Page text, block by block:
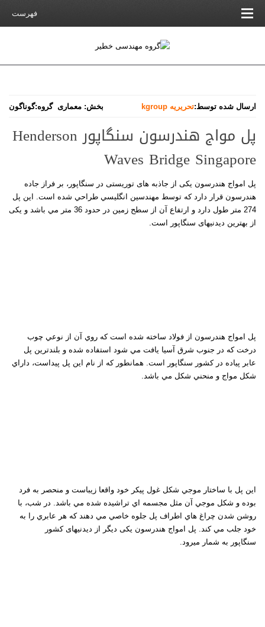
فهرست
ارسال شده توسط:تحریریه kgroup بخش: معماری گروه:گوناگون
پل مواج هندرسون سنگاپور Henderson
Waves Bridge Singapore
پل امواج هندرسون یکی از جاذبه های توریستی در سنگاپور، بر فراز جاده
هندرسون قرار دارد که توسط مهندسين انگليسي طراحي شده است. اين پل
274 متر طول دارد و ارتفاع آن از سطح زمين در حدود 36 متر مي باشد و یکی
از بهترین دیدنیهای سنگاپور است.
پل امواج هندرسون از فولاد ساخته شده است که روي آن از نوعي چوب
درخت که در جنوب شرق آسيا يافت مي شود استفاده شده و بلندترين پل
عابر پياده در کشور سنگاپور است. همانطور که از نام اين پل پيداست، داراي
شکل مواج و منحني شکل مي باشد.
اين پل با ساختار موجي شکل غول پيکر خود واقعا زيباست و منحصر به فرد
بوده و شکل موجي آن مثل مجسمه اي تراشيده شده مي باشد. در شب، با
روشن شدن چراغ هاي اطراف پل جلوه خاصي مي دهند که هر عابري را به
خود جلب مي کند. پل امواج هندرسون یکی دیگر از دیدنیهای کشور
سنگاپور به شمار میرود.